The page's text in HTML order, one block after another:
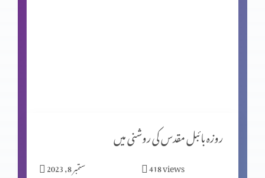
واعظ کی کتاب کا تعارف
روزہ بائبل مقدس کی روشنی میں
ستمبر 8, 2023 418views